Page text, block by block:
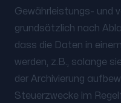
Gewährleistungs- und
grundsätzlich nach
dass die Daten in
werden, z.B., solange
der Archivierung
Steuerzwecke im